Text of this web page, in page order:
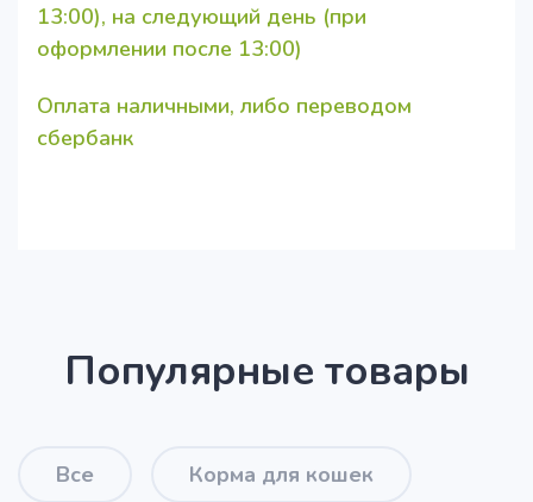
13:00), на следующий день (при
оформлении после 13:00)
Оплата наличными, либо переводом
сбербанк
Популярные товары
Все Корма для кошек